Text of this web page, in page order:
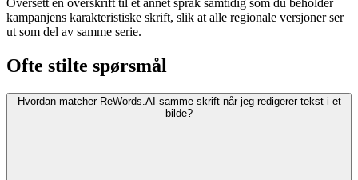
Oversett en overskrift til et annet språk samtidig som du beholder
kampanjens karakteristiske skrift, slik at alle regionale versjoner ser
ut som del av samme serie.
Ofte stilte spørsmål
Hvordan matcher ReWords.AI samme skrift når jeg redigerer tekst i et
bilde?